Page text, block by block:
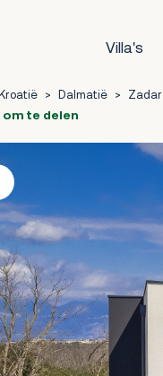
Villa's
> Dalmatië > Zadar
te delen